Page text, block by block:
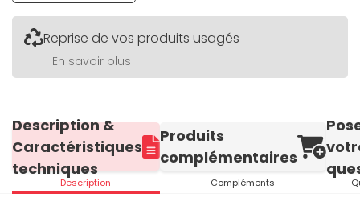
Reprise de vos produits usagés
En savoir plus
Description &
Caractéristiques
techniques
Description
Produits
complémentaires
Compléments